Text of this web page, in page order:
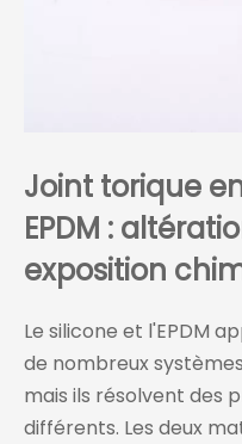
Joint torique
EPDM :
exposition
Le silicone et l'EPDM
de nombreux
mais ils résolvent des
différents. Les deux